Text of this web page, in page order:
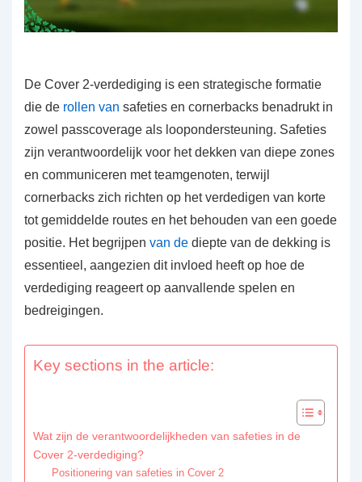
De Cover 2-verdediging is een strategische formatie
die de rollen van safeties en cornerbacks benadrukt in
zowel passcoverage als loopondersteuning. Safeties
zijn verantwoordelijk voor het dekken van diepe zones
en communiceren met teamgenoten, terwijl
cornerbacks zich richten op het verdedigen van korte
tot gemiddelde routes en het behouden van een goede
positie. Het begrijpen van de diepte van de dekking is
essentieel, aangezien dit invloed heeft op hoe de
verdediging reageert op aanvallende spelen en
bedreigingen.
Key sections in the article:
Wat zijn de verantwoordelijkheden van safeties in de
Cover 2-verdediging?
Positionering van safeties in Cover 2